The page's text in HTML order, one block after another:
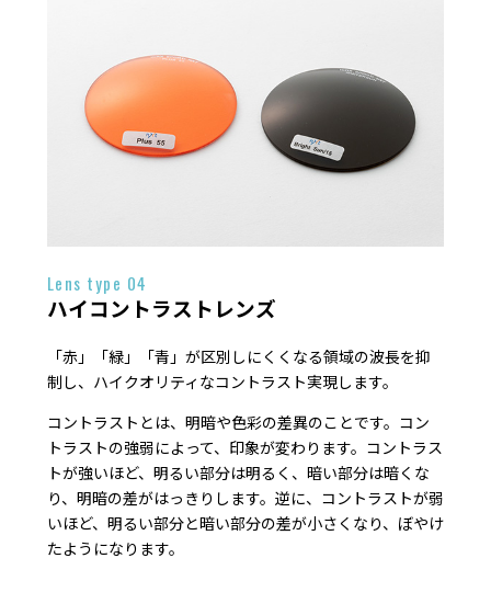
Lens type 04
ハイコントラストレンズ
「赤」「緑」「青」が区別しにくくなる領域の波長を抑
制し、ハイクオリティなコントラスト実現します。
コントラストとは、明暗や色彩の差異のことです。コン
トラストの強弱によって、印象が変わります。コントラス
トが強いほど、明るい部分は明るく、暗い部分は暗くな
り、明暗の差がはっきりします。逆に、コントラストが弱
いほど、明るい部分と暗い部分の差が小さくなり、ぼやけ
たようになります。